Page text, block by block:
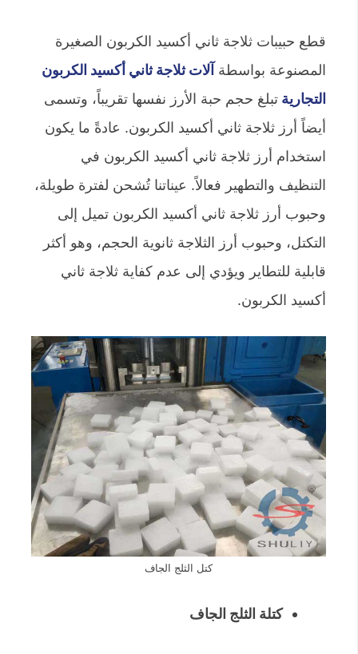
قطع حبيبات ثلاجة ثاني أكسيد الكربون الصغيرة
المصنوعة بواسطة آلات ثلاجة ثاني أكسيد الكربون
التجارية تبلغ حجم حبة الأرز نفسها تقريباً، وتسمى
أيضاً أرز ثلاجة ثاني أكسيد الكربون. عادةً ما يكون
استخدام أرز ثلاجة ثاني أكسيد الكربون في
التنظيف والتطهير فعالاً. عيناتنا تُشحن لفترة طويلة،
وحبوب أرز ثلاجة ثاني أكسيد الكربون تميل إلى
التكتل، وحبوب أرز الثلاجة ثانوية الحجم، وهو أكثر
قابلية للتطاير ويؤدي إلى عدم كفاية ثلاجة ثاني
أكسيد الكربون.
كتل الثلج الجاف
كتلة الثلج الجاف